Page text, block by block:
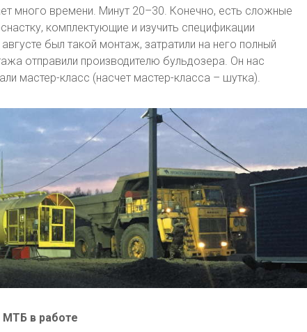
много времени. Минут 20–30. Конечно, есть сложные
комплектующие и изучить спецификации
был такой монтаж, затратили на него полный
отправили производителю бульдозера. Он нас
мастер-класс (насчет мастер-класса – шутка).
МТБ в работе